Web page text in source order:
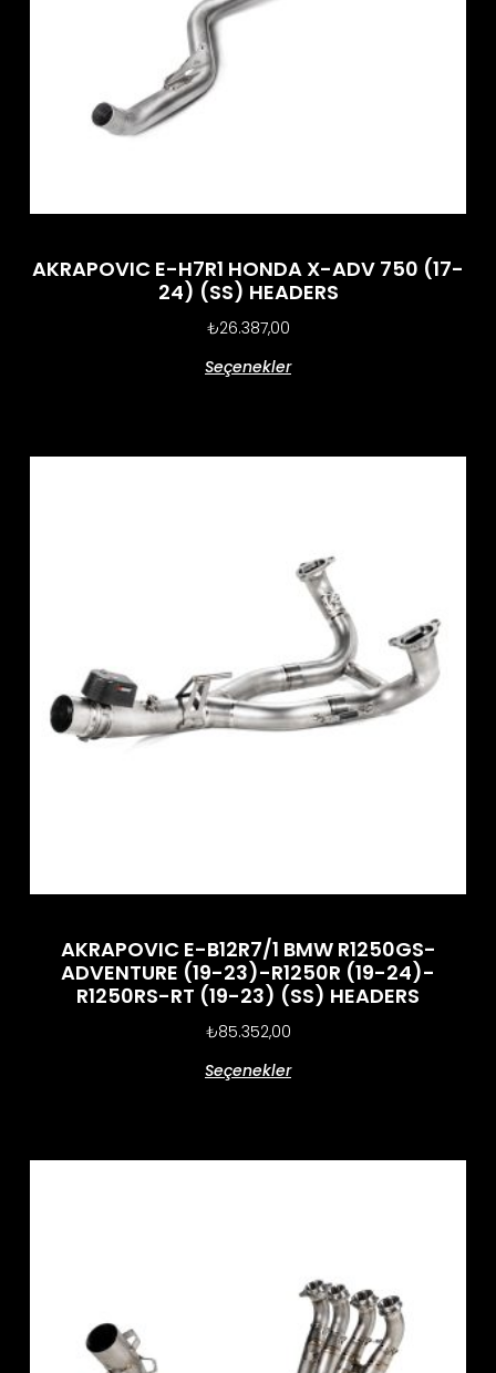
AKRAPOVIC E-H7R1 HONDA X-ADV 750 (17-
24) (SS) HEADERS
₺26.387,00
Seçenekler
AKRAPOVIC E-B12R7/1 BMW R1250GS-
ADVENTURE (19-23)-R1250R (19-24)-
R1250RS-RT (19-23) (SS) HEADERS
₺85.352,00
Seçenekler